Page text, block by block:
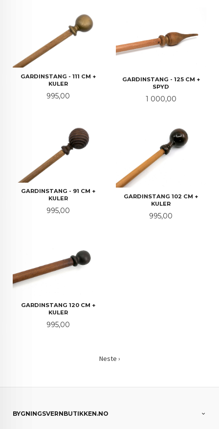
GARDINSTANG - 111 CM +
KULER
Pris
995,00
GARDINSTANG - 125 CM +
SPYD
Pris
1 000,00
GARDINSTANG - 91 CM +
KULER
Pris
995,00
GARDINSTANG 102 CM +
KULER
Pris
995,00
GARDINSTANG 120 CM +
KULER
Pris
995,00
Neste ›
BYGNINGSVERNBUTIKKEN.NO